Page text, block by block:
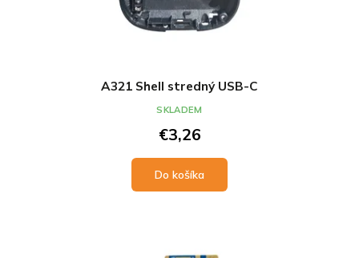
A321 Shell stredný USB-C
€3,26
Do košíka
SKLADEM